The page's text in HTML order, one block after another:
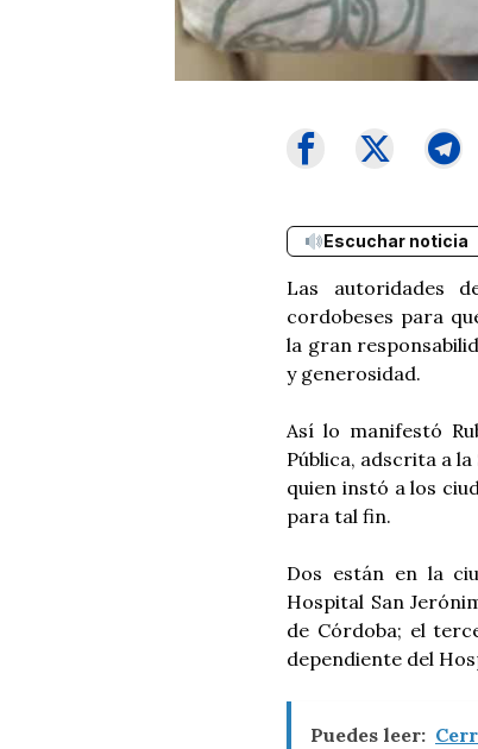
Escuchar noticia
Las autoridades
cordobeses para
la gran
y generosidad.
Así lo manifestó
Pública, adscrita a
quien instó a los
para tal fin.
Dos están en la
Hospital San
de Córdoba; el
dependiente del
Puedes leer: